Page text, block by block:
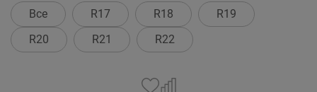
Все R17 R18
R19
R20
R21 R22